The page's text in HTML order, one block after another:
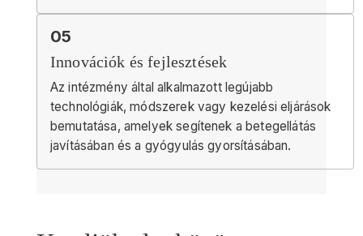
05
Innovációk és fejlesztések
Az intézmény által alkalmazott legújabb
technológiák, módszerek vagy kezelési eljárások
bemutatása, amelyek segítenek a betegellátás
javításában és a gyógyulás gyorsításában.